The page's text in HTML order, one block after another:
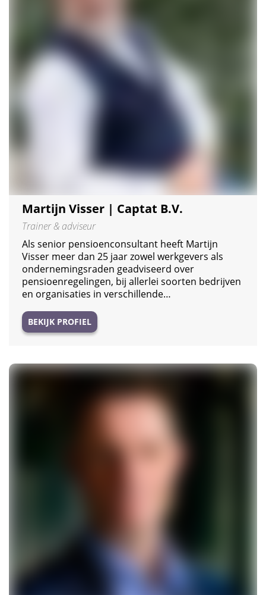
Martijn Visser | Captat B.V.
Trainer & adviseur
Als senior pensioenconsultant heeft Martijn
Visser meer dan 25 jaar zowel werkgevers als
ondernemingsraden geadviseerd over
pensioenregelingen, bij allerlei soorten bedrijven
en organisaties in verschillende…
BEKIJK PROFIEL